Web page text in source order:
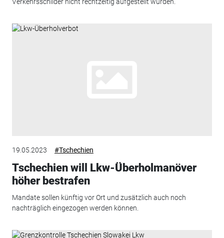
19.05.2023 #Tschechien
Tschechien will Lkw-Überholmanöver
höher bestrafen
Mandate sollen künftig vor Ort und zusätzlich auch noch
nachträglich eingezogen werden können.